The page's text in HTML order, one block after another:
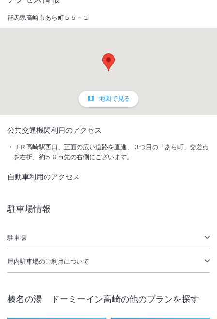
場完備（オートロウリュサウナ＆水風呂あり）
群馬県高崎市あら町５５－１
地図で見る
公共交通機関利用のアクセス
ＪＲ高崎駅西口、正面の広い道路を直進、３つ目の「あら町」交差点
を右折、約５０ｍ先の右側にございます。
自動車利用のアクセス
駐車場情報
駐車場
屋内駐車場のご利用について
榛名の湯 ドーミーイン高崎の他のプランを探す